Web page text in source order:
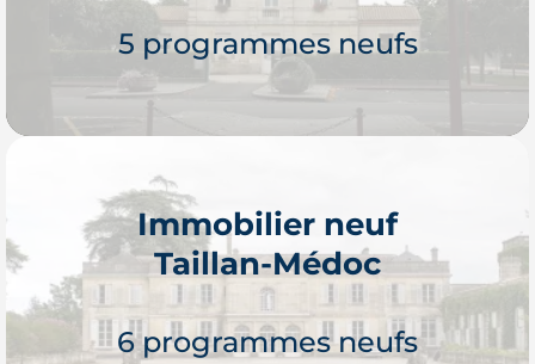
5 programmes neufs
Je découvre
Immobilier neuf
Taillan-Médoc
6 programmes neufs